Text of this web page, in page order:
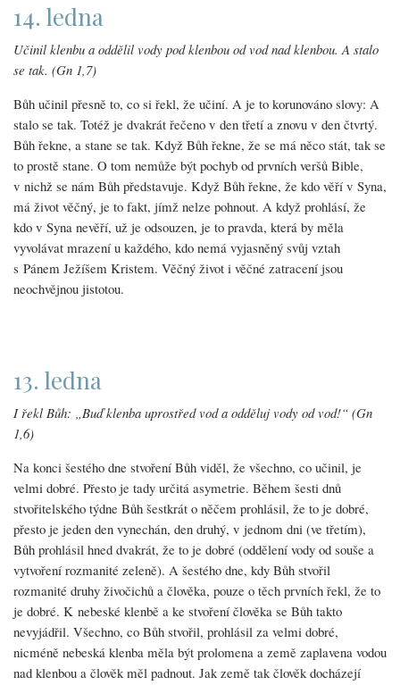
14. ledna
Učinil klenbu a oddělil vody pod klenbou od vod nad klenbou. A stalo
se tak. (Gn 1,7)
Bůh učinil přesně to, co si řekl, že učiní. A je to korunováno slovy: A
stalo se tak. Totéž je dvakrát řečeno v den třetí a znovu v den čtvrtý.
Bůh řekne, a stane se tak. Když Bůh řekne, že se má něco stát, tak se
to prostě stane. O tom nemůže být pochyb od prvních veršů Bible,
v nichž se nám Bůh představuje. Když Bůh řekne, že kdo věří v Syna,
má život věčný, je to fakt, jímž nelze pohnout. A když prohlásí, že
kdo v Syna nevěří, už je odsouzen, je to pravda, která by měla
vyvolávat mrazení u každého, kdo nemá vyjasněný svůj vztah
s Pánem Ježíšem Kristem. Věčný život i věčné zatracení jsou
neochvějnou jistotou.
13. ledna
I řekl Bůh: „Buď klenba uprostřed vod a odděluj vody od vod!“ (Gn
1,6)
Na konci šestého dne stvoření Bůh viděl, že všechno, co učinil, je
velmi dobré. Přesto je tady určitá asymetrie. Během šesti dnů
stvořitelského týdne Bůh šestkrát o něčem prohlásil, že to je dobré,
přesto je jeden den vynechán, den druhý, v jednom dni (ve třetím),
Bůh prohlásil hned dvakrát, že to je dobré (oddělení vody od souše a
vytvoření rozmanité zeleně). A šestého dne, kdy Bůh stvořil
rozmanité druhy živočichů a člověka, pouze o těch prvních řekl, že to
je dobré. K nebeské klenbě a ke stvoření člověka se Bůh takto
nevyjádřil. Všechno, co Bůh stvořil, prohlásil za velmi dobré,
nicméně nebeská klenba měla být prolomena a země zaplavena vodou
nad klenbou a člověk měl padnout. Jak země tak člověk docházejí